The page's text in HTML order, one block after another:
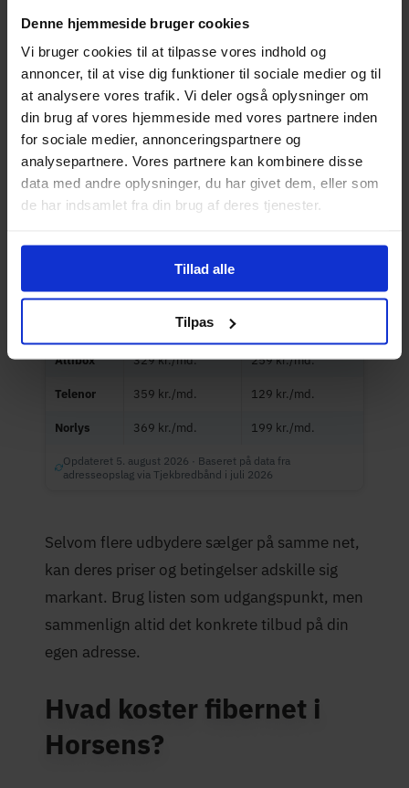
Denne hjemmeside bruger cookies
Vi bruger cookies til at tilpasse vores indhold og
annoncer, til at vise dig funktioner til sociale medier og til
at analysere vores trafik. Vi deler også oplysninger om
din brug af vores hjemmeside med vores partnere inden
for sociale medier, annonceringspartnere og
analysepartnere. Vores partnere kan kombinere disse
data med andre oplysninger, du har givet dem, eller som
de har indsamlet fra din brug af deres tjenester.
Tillad alle
Tilpas
netejer, er det selskaber med en lejeaftale til
nettet, der udgør størstedelen af udvalget. Se
listen herunder for et overblik over, hvem der
aktuelt sælger fibernet i byen via
TjekBredbånd.
Udbyder Normalpris fra Tilbudspris fra
EWII 309 kr./md. 209 kr./md.
315 kr./md.
Altibox 329 kr./md. 259 kr./md.
Telenor 359 kr./md. 129 kr./md.
Norlys 369 kr./md. 199 kr./md.
Opdateret 5. august 2026 · Baseret på data fra
adresseopslag via Tjekbredbånd i juli 2026
Selvom flere udbydere sælger på samme net,
kan deres priser og betingelser adskille sig
markant. Brug listen som udgangspunkt, men
sammenlign altid det konkrete tilbud på din
egen adresse.
Hvad koster fibernet i
Horsens?